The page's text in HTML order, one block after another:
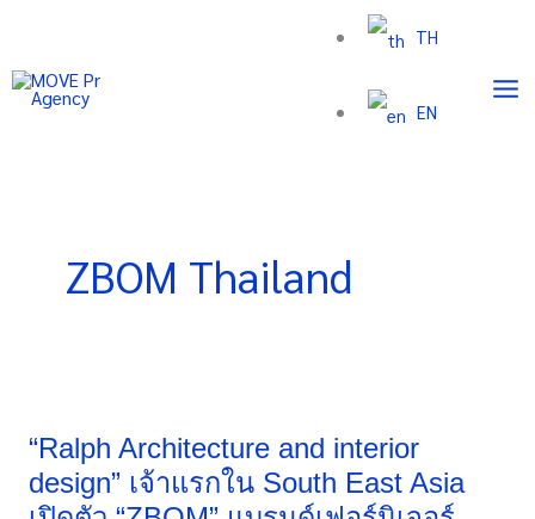
content
TH
EN
ZBOM Thailand
“Ralph Architecture and interior
design” เจ้าแรกใน South East Asia
and
interior
design”